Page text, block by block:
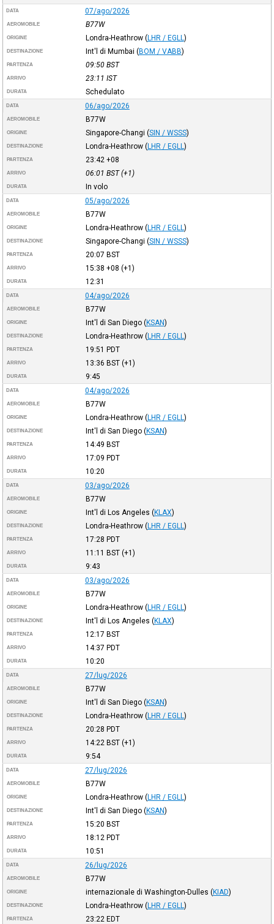
DATA 07/ago/2026
AEROMOBILE B77W
ORIGINE Londra-Heathrow (LHR / EGLL )
DESTINAZIONE Int'l di Mumbai (BOM / VABB)
PARTENZA 09:50 BST
ARRIVO 23:11 IST
DURATA Schedulato
DATA 06/ago/2026
AEROMOBILE B77W
ORIGINE Singapore-Changi (SIN / WSSS)
DESTINAZIONE Londra-Heathrow (LHR / EGLL )
PARTENZA 23:42 +08
ARRIVO 06:01 BST(+1)
DURATA In volo
DATA 05/ago/2026
AEROMOBILE B77W
ORIGINE Londra-Heathrow (LHR / EGLL )
DESTINAZIONE Singapore-Changi (SIN / WSSS)
PARTENZA 20:07 BST
ARRIVO 15:38 +08 (+1)
DURATA 12:31
DATA 04/ago/2026
AEROMOBILE B77W
ORIGINE Int'l di San Diego (KSAN)
DESTINAZIONE Londra-Heathrow (LHR / EGLL )
PARTENZA 19:51 PDT
ARRIVO 13:36 BST(+1)
DURATA 9:45
DATA 04/ago/2026
AEROMOBILE B77W
ORIGINE Londra-Heathrow (LHR / EGLL )
DESTINAZIONE Int'l di San Diego (KSAN)
PARTENZA 14:49 BST
ARRIVO 17:09 PDT
DURATA 10:20
DATA 03/ago/2026
AEROMOBILE B77W
ORIGINE Int'l di Los Angeles (KLAX)
DESTINAZIONE Londra-Heathrow (LHR / EGLL )
PARTENZA 17:28 PDT
ARRIVO 11:11 BST(+1)
DURATA 9:43
DATA 03/ago/2026
AEROMOBILE B77W
ORIGINE Londra-Heathrow (LHR / EGLL )
DESTINAZIONE Int'l di Los Angeles (KLAX)
PARTENZA 12:17 BST
ARRIVO 14:37 PDT
DURATA 10:20
DATA 27/lug/2026
AEROMOBILE B77W
ORIGINE Int'l di San Diego (KSAN)
DESTINAZIONE Londra-Heathrow (LHR / EGLL )
PARTENZA 20:28 PDT
ARRIVO 14:22 BST(+1)
DURATA 9:54
DATA 27/lug/2026
AEROMOBILE B77W
ORIGINE Londra-Heathrow (LHR / EGLL )
DESTINAZIONE Int'l di San Diego (KSAN)
PARTENZA 15:20 BST
ARRIVO 18:12 PDT
DURATA 10:51
DATA 26/lug/2026
AEROMOBILE B77W
ORIGINE internazionale di Washington-Dulles (KIAD)
DESTINAZIONE Londra-Heathrow (LHR / EGLL )
PARTENZA 23:22 EDT